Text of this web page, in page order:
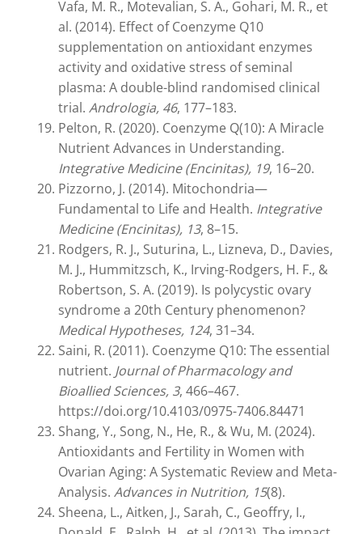
Vafa, M. R., Motevalian, S. A., Gohari, M. R., et
al. (2014). Effect of Coenzyme Q10
supplementation on antioxidant enzymes
activity and oxidative stress of seminal
plasma: A double-blind randomised clinical
trial. Andrologia, 46, 177–183.
Pelton, R. (2020). Coenzyme Q(10): A Miracle
Nutrient Advances in Understanding.
Integrative Medicine (Encinitas), 19, 16–20.
Pizzorno, J. (2014). Mitochondria—
Fundamental to Life and Health. Integrative
Medicine (Encinitas), 13, 8–15.
Rodgers, R. J., Suturina, L., Lizneva, D., Davies,
M. J., Hummitzsch, K., Irving-Rodgers, H. F., &
Robertson, S. A. (2019). Is polycystic ovary
syndrome a 20th Century phenomenon?
Medical Hypotheses, 124, 31–34.
Saini, R. (2011). Coenzyme Q10: The essential
nutrient. Journal of Pharmacology and
Bioallied Sciences, 3, 466–467.
https://doi.org/10.4103/0975-7406.84471
Shang, Y., Song, N., He, R., & Wu, M. (2024).
Antioxidants and Fertility in Women with
Ovarian Aging: A Systematic Review and Meta-
Analysis. Advances in Nutrition, 15(8).
Sheena, L., Aitken, J., Sarah, C., Geoffry, I.,